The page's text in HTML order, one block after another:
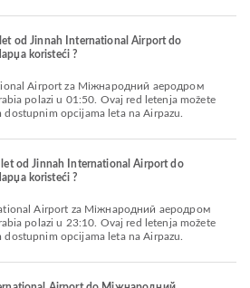
od Jinnah International Airport do
koristeći ?
polazi u 01:50. Ovaj red letenja možete
opcijama leta na Airpazu.
od Jinnah International Airport do
koristeći ?
polazi u 23:10. Ovaj red letenja možete
opcijama leta na Airpazu.